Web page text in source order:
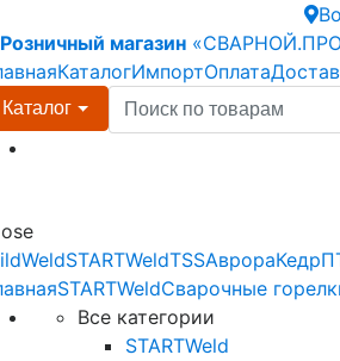
to
navigation
to
content
Розничный магазин
КаталогИмпортОплата
Каталог
Search
for:
STARTWeldTSSАврораКедр
STARTWeldСварочные
Все категории
STARTWeld